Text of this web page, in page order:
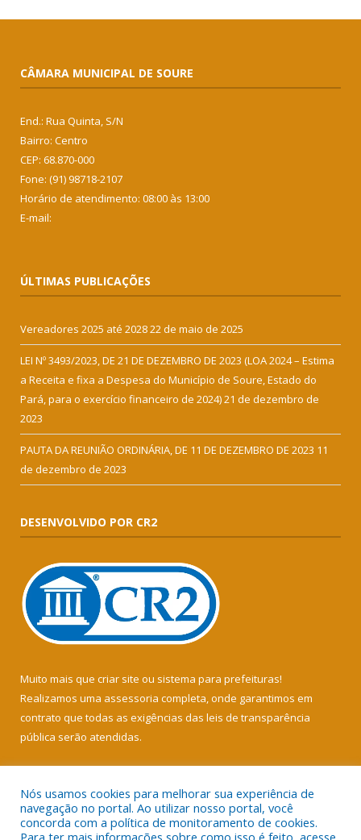
CÂMARA MUNICIPAL DE SOURE
End.: Rua Quinta, S/N
Bairro: Centro
CEP: 68.870-000
Fone: (91) 98718-2107
Horário de atendimento: 08:00 às 13:00
E-mail:
ÚLTIMAS PUBLICAÇÕES
Vereadores 2025 até 202822 de maio de 2025
LEI Nº 3493/2023, DE 21 DE DEZEMBRO DE 2023 (LOA 2024 – Estima
a Receita e fixa a Despesa do Município de Soure, Estado do
Pará, para o exercício financeiro de 2024)21 de dezembro de
2023
PAUTA DA REUNIÃO ORDINÁRIA, DE 11 DE DEZEMBRO DE 2023 11
de dezembro de 2023
DESENVOLVIDO POR CR2
Muito mais que criar site ou sistema para prefeituras!
Realizamos uma assessoria completa, onde garantimos em
contrato que todas as exigências das leis de transparência
pública serão atendidas.
Nós usamos cookies para melhorar sua experiência de
navegação no portal. Ao utilizar nosso portal, você
concorda com a política de monitoramento de cookies.
Para ter mais informações sobre como isso é feito, acesse